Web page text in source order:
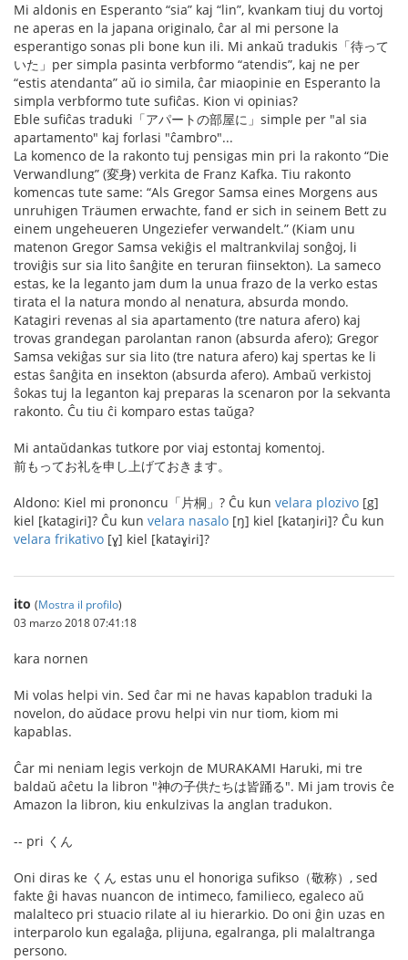
Mi aldonis en Esperanto “sia” kaj “lin”, kvankam tiuj du vortoj
ne aperas en la japana originalo, ĉar al mi persone la
esperantigo sonas pli bone kun ili. Mi ankaŭ tradukis「待って
いた」per simpla pasinta verbformo “atendis”, kaj ne per
“estis atendanta” aŭ io simila, ĉar miaopinie en Esperanto la
simpla verbformo tute sufiĉas. Kion vi opinias?
Eble sufiĉas traduki「アパートの部屋に」simple per "al sia
apartamento" kaj forlasi "ĉambro"...
La komenco de la rakonto tuj pensigas min pri la rakonto “Die
Verwandlung” (変身) verkita de Franz Kafka. Tiu rakonto
komencas tute same: “Als Gregor Samsa eines Morgens aus
unruhigen Träumen erwachte, fand er sich in seinem Bett zu
einem ungeheueren Ungeziefer verwandelt.” (Kiam unu
matenon Gregor Samsa vekiĝis el maltrankvilaj sonĝoj, li
troviĝis sur sia lito ŝanĝite en teruran fiinsekton). La sameco
estas, ke la leganto jam dum la unua frazo de la verko estas
tirata el la natura mondo al nenatura, absurda mondo.
Katagiri revenas al sia apartamento (tre natura afero) kaj
trovas grandegan parolantan ranon (absurda afero); Gregor
Samsa vekiĝas sur sia lito (tre natura afero) kaj spertas ke li
estas ŝanĝita en insekton (absurda afero). Ambaŭ verkistoj
ŝokas tuj la leganton kaj preparas la scenaron por la sekvanta
rakonto. Ĉu tiu ĉi komparo estas taŭga?
Mi antaŭdankas tutkore por viaj estontaj komentoj.
前もってお礼を申し上げておきます。
Aldono: Kiel mi prononcu「片桐」? Ĉu kun velara plozivo [g]
kiel [katagiɾi]? Ĉu kun velara nasalo [ŋ] kiel [kataŋiɾi]? Ĉu kun
velara frikativo [ɣ] kiel [kataɣiɾi]?
ito (Mostra il profilo)
03 marzo 2018 07:41:18
kara nornen
Mi volas helpi vin. Sed ĉar mi ne havas kapablon traduki la
novelon, do aŭdace provu helpi vin nur tiom, kiom mi
kapablas.
Ĉar mi neniam legis verkojn de MURAKAMI Haruki, mi tre
baldaŭ aĉetu la libron "神の子供たちは皆踊る". Mi jam trovis ĉe
Amazon la libron, kiu enkulzivas la anglan tradukon.
-- pri くん
Oni diras ke くん estas unu el honoriga sufikso（敬称）, sed
fakte ĝi havas nuancon de intimeco, familieco, egaleco aŭ
malalteco pri stuacio rilate al iu hierarkio. Do oni ĝin uzas en
interparolo kun egalaĝa, plijuna, egalranga, pli malaltranga
persono.